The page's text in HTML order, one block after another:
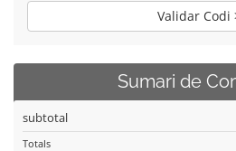
Validar Codi
Sumari de
subtotal
Totals